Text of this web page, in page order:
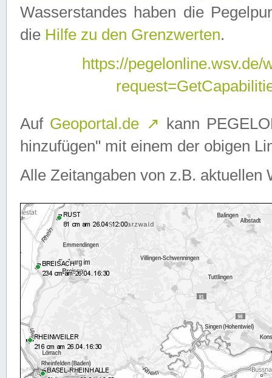
Wasserstandes haben die
die Hilfe zu den Grenzwerten.
https://
Auf Geoportal.de ↗ kann
hinzufügen" mit einem der obigen
Alle Zeitangaben von z.B. aktuellen